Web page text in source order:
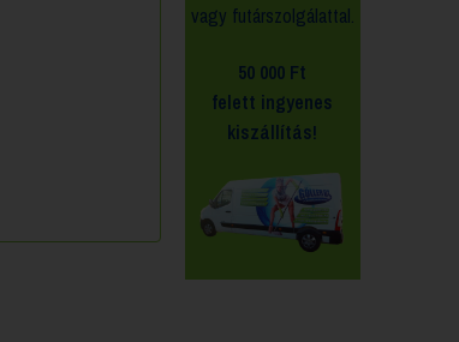
vagy futárszolgálattal.
50 000 Ft
felett ingyenes
kiszállítás!